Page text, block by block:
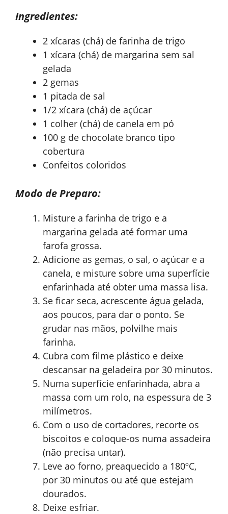
Ingredientes:
2 xícaras (chá) de farinha de trigo
1 xícara (chá) de margarina sem sal
gelada
2 gemas
1 pitada de sal
1/2 xícara (chá) de açúcar
1 colher (chá) de canela em pó
100 g de chocolate branco tipo
cobertura
Confeitos coloridos
Modo de Preparo:
Misture a farinha de trigo e a
margarina gelada até formar uma
farofa grossa.
Adicione as gemas, o sal, o açúcar e a
canela, e misture sobre uma superfície
enfarinhada até obter uma massa lisa.
Se ficar seca, acrescente água gelada,
aos poucos, para dar o ponto. Se
grudar nas mãos, polvilhe mais
farinha.
Cubra com filme plástico e deixe
descansar na geladeira por 30 minutos.
Numa superfície enfarinhada, abra a
massa com um rolo, na espessura de 3
milímetros.
Com o uso de cortadores, recorte os
biscoitos e coloque-os numa assadeira
(não precisa untar).
Leve ao forno, preaquecido a 180ºC,
por 30 minutos ou até que estejam
dourados.
Deixe esfriar.